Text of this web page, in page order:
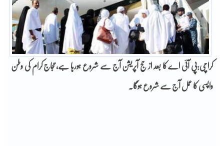
کراچی:پی آئی اے کا بعد از حج آپریشن آج سے شروع ہورہا ہے،حجاج کرام کی وطن
واپسی کا عمل آج سے شروع ہوگا۔